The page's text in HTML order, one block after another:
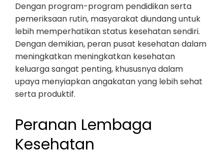
Dengan program-program pendidikan serta
pemeriksaan rutin, masyarakat diundang untuk
lebih memperhatikan status kesehatan sendiri.
Dengan demikian, peran pusat kesehatan dalam
meningkatkan meningkatkan kesehatan
keluarga sangat penting, khususnya dalam
upaya menyiapkan angakatan yang lebih sehat
serta produktif.
Peranan Lembaga
Kesehatan